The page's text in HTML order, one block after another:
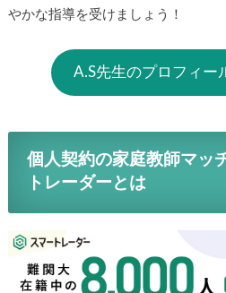
やかな指導を受けましょう！
A.S先生のプロフィー
個人契約の家庭教師マッ
トレーダーとは